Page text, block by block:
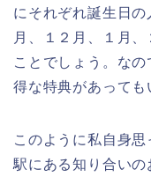
にそれぞれ誕生日の
月、１２月、１月
ことでしょう。な
得な特典があっても
このように私自身
駅にある知り合い